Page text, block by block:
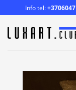
to
content
Info tel: